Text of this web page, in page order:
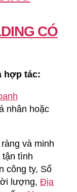
CÓ
hợp tác:
nhân hoặc
và minh
tình
công ty, Số
lượng, Địa